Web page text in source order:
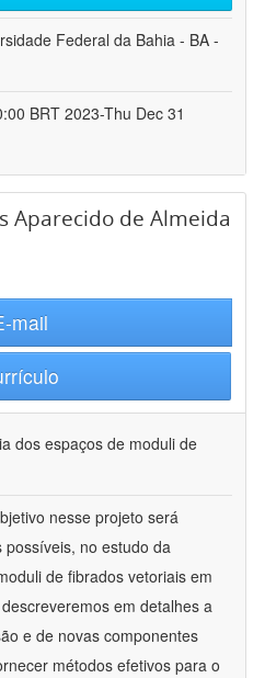
Federal da Bahia - BA -
BRT 2023-Thu Dec 31
Aparecido de Almeida
mail
dos espaços de moduli de
nesse projeto será
no estudo da
de fibrados vetoriais em
em detalhes a
e de novas componentes
métodos efetivos para o